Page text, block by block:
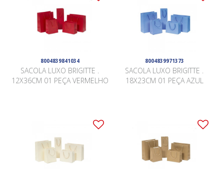
8004839841034
SACOLA LUXO BRIGITTE .
12X36CM 01 PEÇA VERMELHO
8004839971373
SACOLA LUXO BRIGITTE .
18X23CM 01 PEÇA AZUL